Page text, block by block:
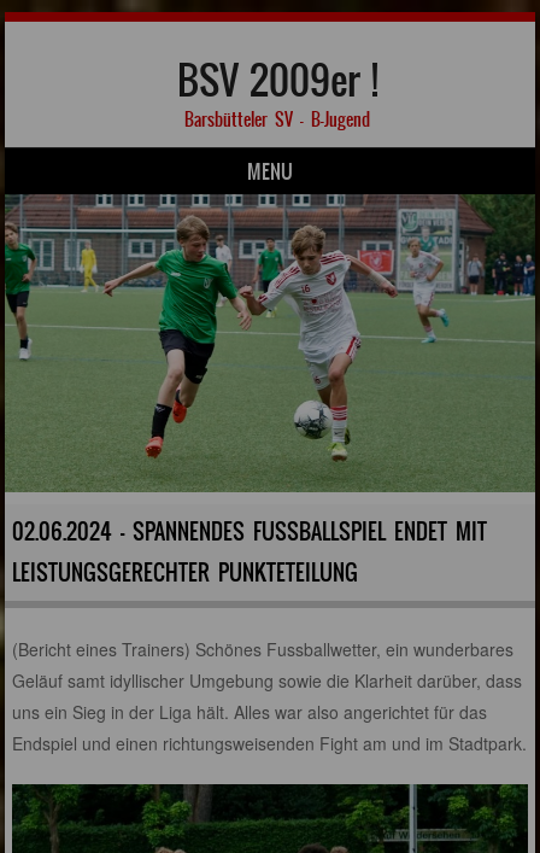
BSV 2009er !
Barsbütteler SV – B-Jugend
MENU
Skip to content
02.06.2024 - SPANNENDES FUSSBALLSPIEL ENDET MIT L
EISTUNGSGERECHTER PUNKTETEILUNG
(Bericht eines Trainers) Schönes Fussballwetter, ein wunderbares
Geläuf samt idyllischer Umgebung sowie die Klarheit darüber, dass
uns ein Sieg in der Liga hält. Alles war also angerichtet für das
Endspiel und einen richtungsweisenden Fight am und im Stadtpark.